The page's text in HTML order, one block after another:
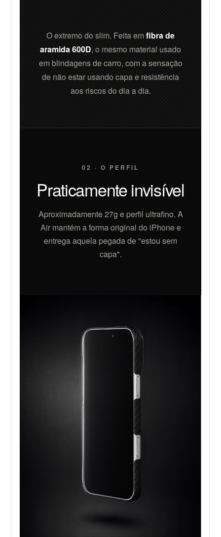
O extremo do slim. Feita emfibra de
aramida 600D, o mesmo material usado
em blindagens de carro, com a sensação
de não estar usando capa e resistência
aos riscos do dia a dia.
02 · O PERFIL
Praticamente invisível
Aproximadamente 27g e perfil ultrafino. A
Air mantém a forma original do iPhone e
entrega aquela pegada de "estou sem
capa".